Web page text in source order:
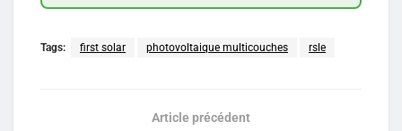
Tags: first solar photovoltaique multicouches rsle
Article précédent